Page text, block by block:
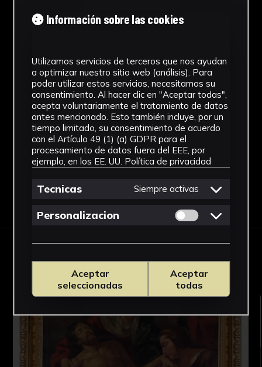
Autor/es
Cronología
SF
Fondo
Sin fondo
Descargar Ficha
Información sobre las cookies
Utilizamos servicios de terceros que nos ayudan
a optimizar nuestro sitio web (análisis). Para
poder utilizar estos servicios, necesitamos su
consentimiento. Al hacer clic en "Aceptar todas",
acepta voluntariamente el tratamiento de datos
antes mencionado. Esto también incluye, por un
tiempo limitado, su consentimiento de acuerdo
con el Artículo 49 (1) (a) GDPR para el
procesamiento de datos fuera del EEE, por
ejemplo, en los EE. UU. Política de privacidad
Tecnicas Siempre activas
Personalizacion Permitir cookies
Aceptar
seleccionadas
Aceptar
todas